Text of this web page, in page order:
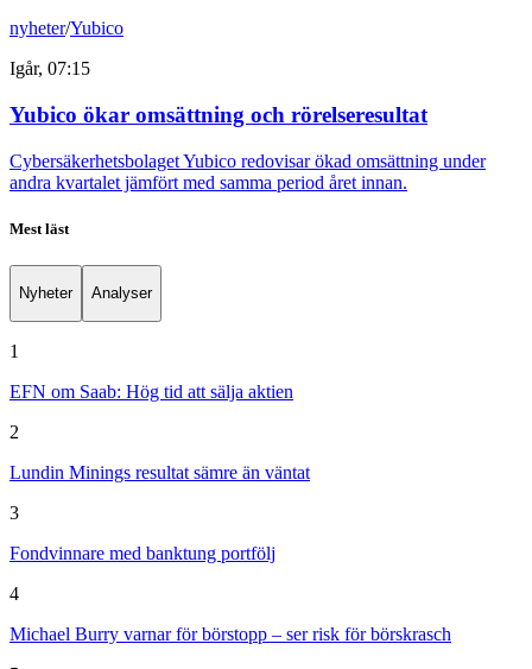
nyheter/Yubico
Igår, 07:15
Yubico ökar omsättning och rörelseresultat
Cybersäkerhetsbolaget Yubico redovisar ökad omsättning under
andra kvartalet jämfört med samma period året innan.
Mest läst
Nyheter Analyser
1
EFN om Saab: Hög tid att sälja aktien
2
Lundin Minings resultat sämre än väntat
3
Fondvinnare med banktung portfölj
4
Michael Burry varnar för börstopp – ser risk för börskrasch